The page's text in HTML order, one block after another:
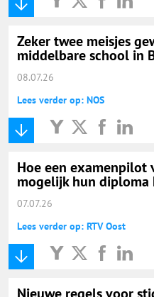
Zeker twee meisjes
middelbare school in
08.07.26
Lees verder op: NOS
Hoe een examenpilot
mogelijk hun diploma
07.07.26
Lees verder op: RTV Oost